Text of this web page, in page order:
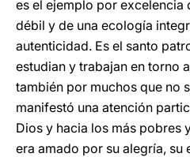
es el ejemplo por excelencia
débil y de una ecología
autenticidad. Es el santo
estudian y trabajan en torno
también por muchos que no
manifestó una atención
Dios y hacia los más pobres
era amado por su alegría, su